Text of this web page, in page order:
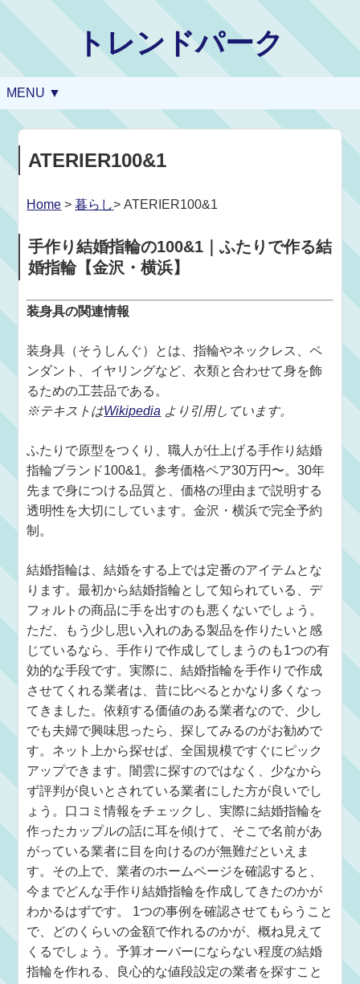
トレンドパーク
MENU ▼
ATERIER100&1
Home >暮らし> ATERIER100&1
手作り結婚指輪の100&1｜ふたりで作る結
婚指輪【金沢・横浜】
装身具の関連情報
装身具（そうしんぐ）とは、指輪やネックレス、ペ
ンダント、イヤリングなど、衣類と合わせて身を飾
るための工芸品である。
※テキストはWikipedia より引用しています。
ふたりで原型をつくり、職人が仕上げる手作り結婚
指輪ブランド100&1。参考価格ペア30万円〜。30年
先まで身につける品質と、価格の理由まで説明する
透明性を大切にしています。金沢・横浜で完全予約
制。
結婚指輪は、結婚をする上では定番のアイテムとな
ります。最初から結婚指輪として知られている、デ
フォルトの商品に手を出すのも悪くないでしょう。
ただ、もう少し思い入れのある製品を作りたいと感
じているなら、手作りで作成してしまうのも1つの有
効的な手段です。実際に、結婚指輪を手作りで作成
させてくれる業者は、昔に比べるとかなり多くなっ
てきました。依頼する価値のある業者なので、少し
でも夫婦で興味思ったら、探してみるのがお勧めで
す。ネット上から探せば、全国規模ですぐにピック
アップできます。闇雲に探すのではなく、少なから
ず評判が良いとされている業者にした方が良いでし
ょう。口コミ情報をチェックし、実際に結婚指輪を
作ったカップルの話に耳を傾けて、そこで名前があ
がっている業者に目を向けるのが無難だといえま
す。その上で、業者のホームページを確認すると、
今までどんな手作り結婚指輪を作成してきたのかが
わかるはずです。 1つの事例を確認させてもらうこと
で、どのくらいの金額で作れるのかが、概ね見えて
くるでしょう。予算オーバーにならない程度の結婚
指輪を作れる、良心的な値段設定の業者を探すこと